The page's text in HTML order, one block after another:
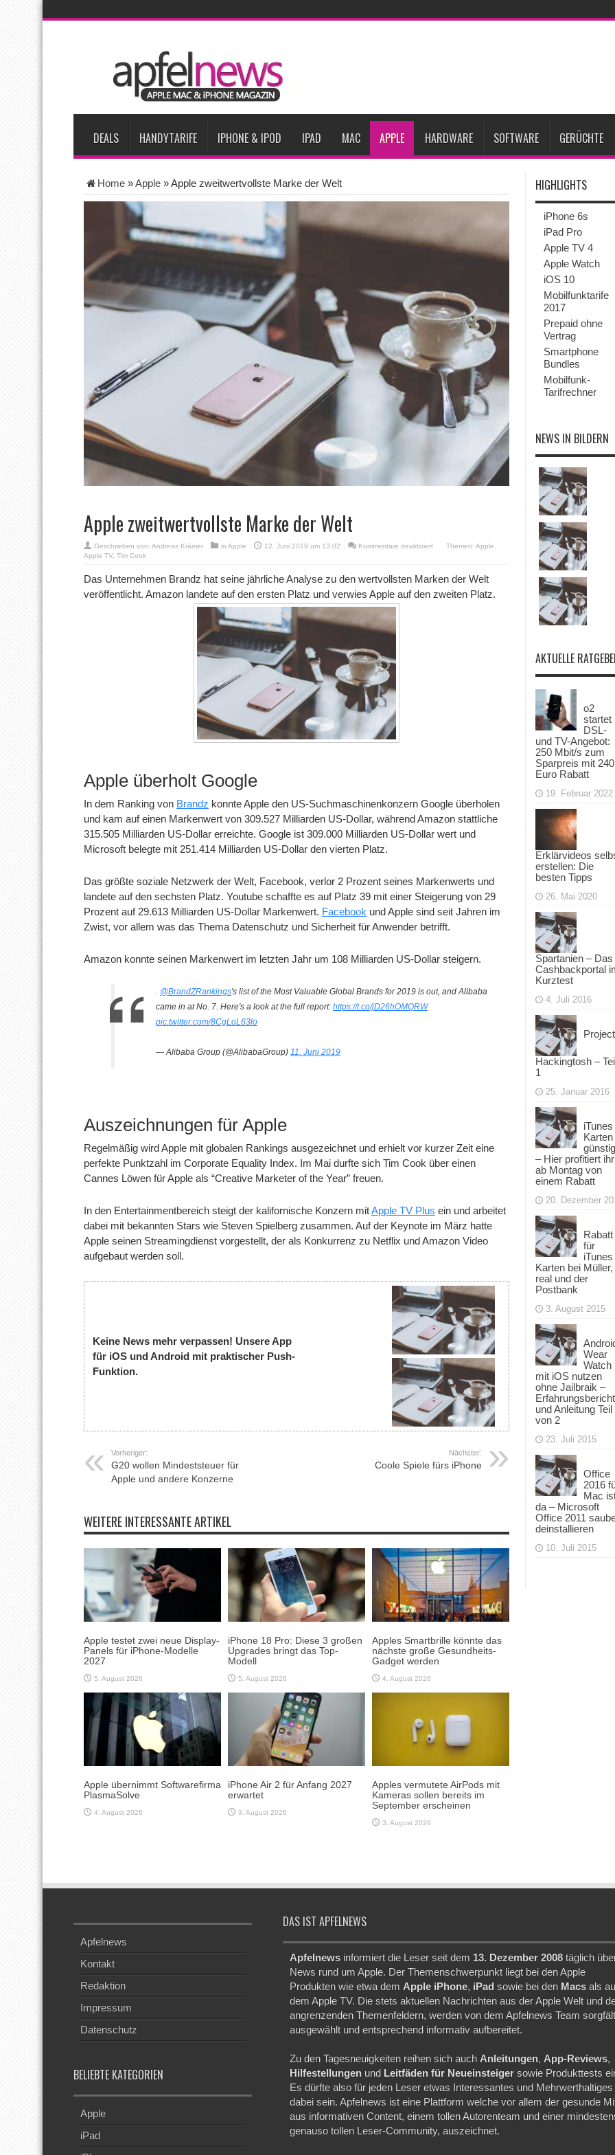
Apple testet zwei neue Display-Panels für iPhone-Modelle 2027
Apples Smartbrille könnte das nächste große Gesundheits-Gadget werden
Apples vermutete AirPods mit Kameras sollen bereits im September erscheinen
Apple erzielt 49 Prozent des weltweiten Smartphone-Umsatzes im 2. Quartal Apple verbucht Rekordzahlen im dritten Quartal 2026
Tim Cook: Mehr Speicherlieferanten bedeuten nicht zwingend sinkende Preise
DEALS HANDYTARIFE IPHONE & IPOD IPAD MAC APPLE HARDWARE SOFTWARE GERÜCHTE
Home »Apple »Apple zweitwertvollste Marke der Welt
Apple zweitwertvollste Marke der Welt
Geschrieben von: Andreas Krämer in Apple 12. Juni 2019 um 13:02 Kommentare deaktiviertfür
Marke
der
Welt
Themen: Apple
Apple TV, Tim Cook
Das Unternehmen Brandz hat seine jährliche Analyse zu den wertvollsten Marken der Welt
veröffentlicht. Amazon landete auf den ersten Platz und verwies Apple auf den zweiten Platz.
Apple überholt Google
In dem Ranking von Brandz konnte Apple den US-Suchmaschinenkonzern Google überholen
und kam auf einen Markenwert von 309.527 Milliarden US-Dollar, während Amazon stattliche
315.505 Milliarden US-Dollar erreichte. Google ist 309.000 Milliarden US-Dollar wert und
Microsoft belegte mit 251.414 Milliarden US-Dollar den vierten Platz.
Das größte soziale Netzwerk der Welt, Facebook, verlor 2 Prozent seines Markenwerts und
landete auf den sechsten Platz. Youtube schaffte es auf Platz 39 mit einer Steigerung von 29
Prozent auf 29.613 Milliarden US-Dollar Markenwert. Facebook und Apple sind seit Jahren im
Zwist, vor allem was das Thema Datenschutz und Sicherheit für Anwender betrifft.
Amazon konnte seinen Markenwert im letzten Jahr um 108 Milliarden US-Dollar steigern.
. @BrandZRankings's list of the Most Valuable Global Brands for 2019 is out, and Alibaba
came in at No. 7. Here's a look at the full report: https://t.co/jD26hOMQRW
pic.twitter.com/8CgLoL63lo
— Alibaba Group (@AlibabaGroup) 11. Juni 2019
Auszeichnungen für Apple
Regelmäßig wird Apple mit globalen Rankings ausgezeichnet und erhielt vor kurzer Zeit eine
perfekte Punktzahl im Corporate Equality Index. Im Mai durfte sich Tim Cook über einen
Cannes Löwen für Apple als “Creative Marketer of the Year” freuen.
In den Entertainmentbereich steigt der kalifornische Konzern mitApple TV Plus ein und arbeitet
dabei mit bekannten Stars wie Steven Spielberg zusammen. Auf der Keynote im März hatte
Apple seinen Streamingdienst vorgestellt, der als Konkurrenz zu Netflix und Amazon Video
aufgebaut werden soll.
Keine News mehr verpassen! Unsere App
für iOS und Android mit praktischer Push-
Funktion.
Vorheriger:
G20 wollen Mindeststeuer für
Apple und andere Konzerne
Nächster:
Coole Spiele fürs iPhone
WEITERE INTERESSANTE ARTIKEL
Apple testet zwei neue Display-
Panels für iPhone-Modelle
2027
5. August 2026
iPhone 18 Pro: Diese 3 großen
Upgrades bringt das Top-
Modell
5. August 2026
Apples Smartbrille könnte das
nächste große Gesundheits-
Gadget werden
4. August 2026
Apple übernimmt Softwarefirma
PlasmaSolve
4. August 2026
iPhone Air 2 für Anfang 2027
erwartet
3. August 2026
Apples vermutete AirPods mit
Kameras sollen bereits im
September erscheinen
3. August 2026
HIGHLIGHTS
iPhone 6s
iPad Pro
Apple TV 4
Apple Watch
iOS 10
Mobilfunktarife
2017
Prepaid ohne
Vertrag
Smartphone
Bundles
Mobilfunk-
Tarifrechner
NEWS IN BILDERN
AKTUELLE
o2
startet
DSL-
und TV-Angebot:
250 Mbit/s zum
Sparpreis mit 240
Euro Rabatt
19. Februar 2022
Erklärvideos
erstellen: Die
besten Tipps
26. Mai 2020
Spartanien – Das
Cashbackportal
Kurztest
4. Juli 2016
Project
Hackingtosh –
1
25. Januar 2016
iTunes
Karten
– Hier profitiert ihr
ab Montag von
einem Rabatt
20. Dezember
Rabatt
für
iTunes
Karten bei Müller,
real und der
Postbank
3. August 2015
Wear
Watch
mit iOS nutzen
ohne Jailbraik –
Erfahrungsbericht
und Anleitung Teil
von 2
23. Juli 2015
Office
2016
Mac
da – Microsoft
Office 2011
deinstallieren
10. Juli 2015
Apfelnews
Kontakt
Redaktion
Impressum
Datenschutz
BELIEBTE KATEGORIEN
Apple
iPad
DAS IST APFELNEWS
Apfelnews informiert die Leser seit dem 13. Dezember 2008 täglich
News rund um Apple. Der Themenschwerpunkt liegt bei den Apple
Produkten wie etwa demApple iPhone, iPad sowie bei den Macs als
dem Apple TV. Die stets aktuellen Nachrichten aus der Apple Welt und
angrenzenden Themenfeldern, werden von dem Apfelnews Team
ausgewählt und entsprechend informativ aufbereitet.
Zu den Tagesneuigkeiten reihen sich auchAnleitungen,App-Reviews,
Hilfestellungen und Leitfäden für Neueinsteiger sowie Produkttests
Es dürfte also für jeden Leser etwas Interessantes und Mehrwerthaltiges
dabei sein. Apfelnews ist eine Plattform welche vor allem der gesunde
aus informativen Content, einem tollen Autorenteam und einer
genauso tollen Leser-Community, auszeichnet.